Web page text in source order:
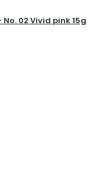
02 Vivid pink 15g